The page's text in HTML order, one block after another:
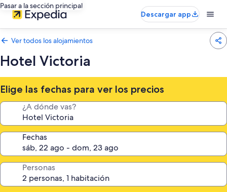
Pasar a la sección principal
Descargar app
Ver todos los alojamientos
Hotel Victoria
Elige las fechas para ver los precios
¿A dónde vas?
Fechas
Personas